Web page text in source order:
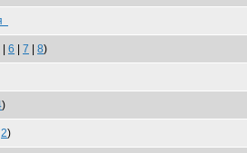
6 7 8)
)
2)